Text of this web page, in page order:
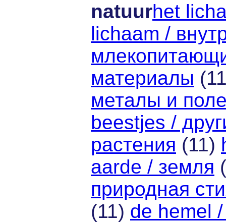
natuurhet
lichaam /
материалы
металы и
beestjes /
растения (11)
aarde / земля
природная
(11) de hemel